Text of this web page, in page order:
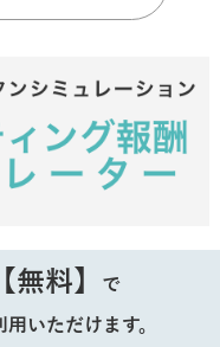
料】 で
用いただけます。